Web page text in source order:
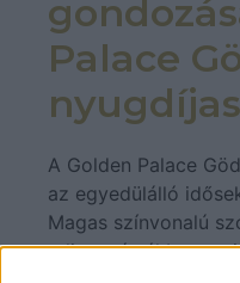
Palace
A Golden Palace
az egyedülálló
Magas színvonalú
teljes mértékben az